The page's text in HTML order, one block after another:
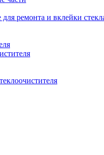
ремонта и вклейки